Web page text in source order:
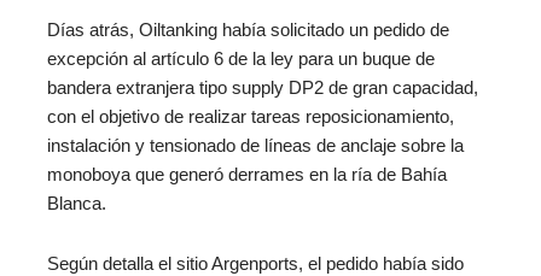
Días atrás, Oiltanking había solicitado un pedido de
excepción al artículo 6 de la ley para un buque de
bandera extranjera tipo supply DP2 de gran capacidad,
con el objetivo de realizar tareas reposicionamiento,
instalación y tensionado de líneas de anclaje sobre la
monoboya que generó derrames en la ría de Bahía
Blanca.
Según detalla el sitio Argenports, el pedido había sido